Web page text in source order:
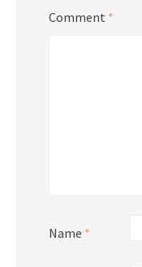
Comment *
Name *